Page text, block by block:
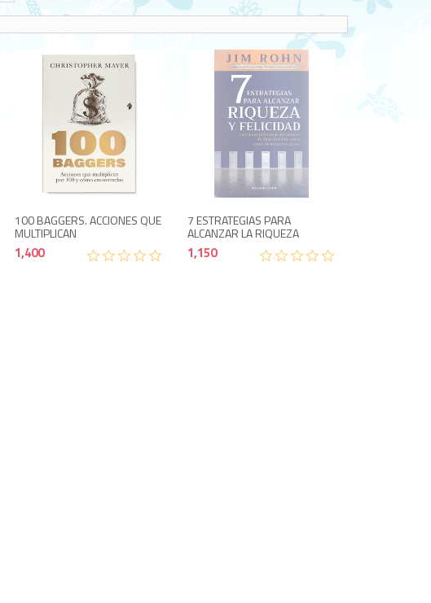
100 BAGGERS. ACCIONES QUE
MULTIPLICAN
1,400
7 ESTRATEGIAS PARA
ALCANZAR LA RIQUEZA
1,150